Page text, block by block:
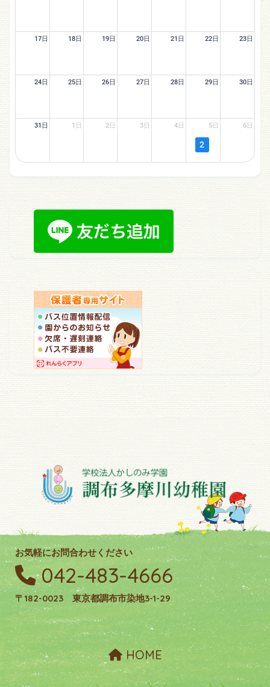
17日 18日 19日 20日 21日 22日 23日
24日 25日 26日 27日 28日 29日 30日
31日 1日 2日 3日 4日 5日
2
6日
お気軽にお問合わせください
042-483-4666
〒182-0023 東京都調布市染地3-1-29
HOME